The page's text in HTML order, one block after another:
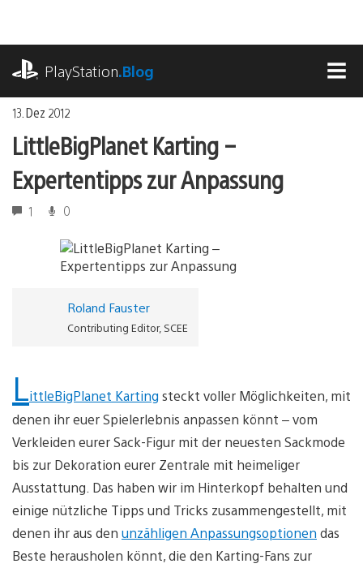
springen
PlayStation.Blog
13. Dez 2012
LittleBigPlanet Karting –
Expertentipps zur Anpassung
1 0
Roland Fauster
Contributing Editor, SCEE
LittleBigPlanet Karting steckt voller Möglichkeiten, mit
denen ihr euer Spielerlebnis anpassen könnt – vom
Verkleiden eurer Sack-Figur mit der neuesten Sackmode
bis zur Dekoration eurer Zentrale mit heimeliger
Ausstattung. Das haben wir im Hinterkopf behalten und
einige nützliche Tipps und Tricks zusammengestellt, mit
denen ihr aus den unzähligen Anpassungsoptionen das
Beste herausholen könnt, die den Karting-Fans zur